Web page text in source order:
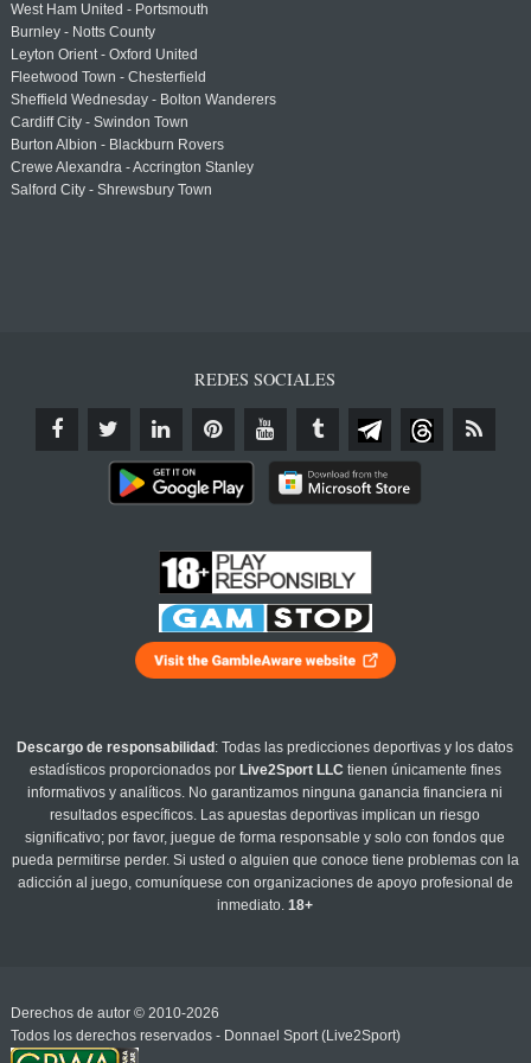
West Ham United - Portsmouth
Burnley - Notts County
Leyton Orient - Oxford United
Fleetwood Town - Chesterfield
Sheffield Wednesday - Bolton Wanderers
Cardiff City - Swindon Town
Burton Albion - Blackburn Rovers
Crewe Alexandra - Accrington Stanley
Salford City - Shrewsbury Town
REDES SOCIALES
Descargo de responsabilidad : Todas las predicciones deportivas y los datos
estadísticos proporcionados por Live2Sport LLC tienen únicamente fines
informativos y analíticos. No garantizamos ninguna ganancia financiera ni
resultados específicos. Las apuestas deportivas implican un riesgo
significativo; por favor, juegue de forma responsable y solo con fondos que
pueda permitirse perder. Si usted o alguien que conoce tiene problemas con la
adicción al juego, comuníquese con organizaciones de apoyo profesional de
inmediato.18+
Derechos de autor © 2010-2026
Todos los derechos reservados - Donnael Sport (Live2Sport)